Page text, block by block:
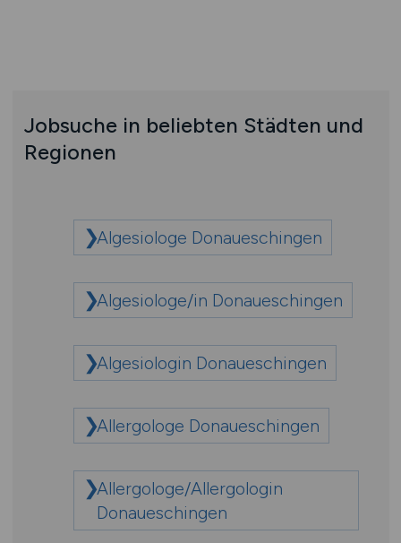
Jobsuche in beliebten Städten und
Regionen
Algesiologe Donaueschingen
Algesiologe/in Donaueschingen
Algesiologin Donaueschingen
Allergologe Donaueschingen
Allergologe/Allergologin
Donaueschingen